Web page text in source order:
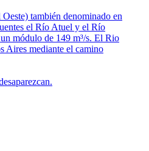
también denominado en
el Río Atuel y el Río
módulo de 149 m³/s. El Rio
Aires mediante el camino